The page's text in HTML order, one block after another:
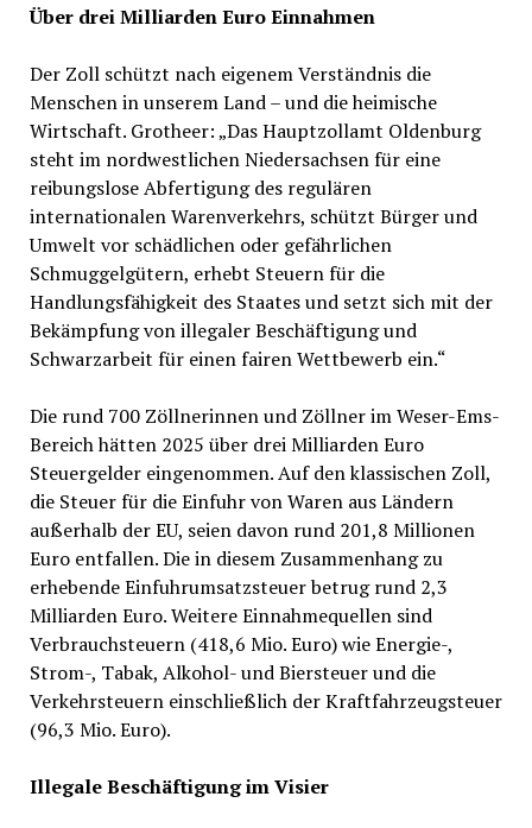
Über drei Milliarden Euro Einnahmen
Der Zoll schützt nach eigenem Verständnis die
Menschen in unserem Land – und die heimische
Wirtschaft. Grotheer: „Das Hauptzollamt Oldenburg
steht im nordwestlichen Niedersachsen für eine
reibungslose Abfertigung des regulären
internationalen Warenverkehrs, schützt Bürger und
Umwelt vor schädlichen oder gefährlichen
Schmuggelgütern, erhebt Steuern für die
Handlungsfähigkeit des Staates und setzt sich mit der
Bekämpfung von illegaler Beschäftigung und
Schwarzarbeit für einen fairen Wettbewerb ein.“
Die rund 700 Zöllnerinnen und Zöllner im Weser-Ems-
Bereich hätten 2025 über drei Milliarden Euro
Steuergelder eingenommen. Auf den klassischen Zoll,
die Steuer für die Einfuhr von Waren aus Ländern
außerhalb der EU, seien davon rund 201,8 Millionen
Euro entfallen. Die in diesem Zusammenhang zu
erhebende Einfuhrumsatzsteuer betrug rund 2,3
Milliarden Euro. Weitere Einnahmequellen sind
Verbrauchsteuern (418,6 Mio. Euro) wie Energie-,
Strom-, Tabak, Alkohol- und Biersteuer und die
Verkehrsteuern einschließlich der Kraftfahrzeugsteuer
(96,3 Mio. Euro).
Illegale Beschäftigung im Visier